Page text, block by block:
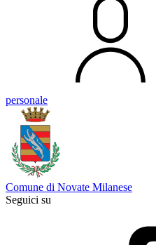
personale
Comune di Novate Milanese
Seguici su